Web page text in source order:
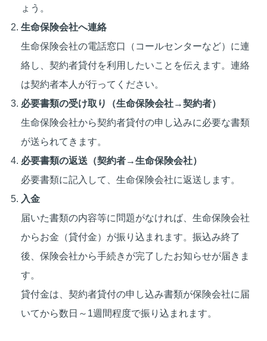
ょう。
生命保険会社へ連絡
生命保険会社の電話窓口（コールセンターなど）に連
絡し、契約者貸付を利用したいことを伝えます。連絡
は契約者本人が行ってください。
必要書類の受け取り（生命保険会社→契約者）
生命保険会社から契約者貸付の申し込みに必要な書類
が送られてきます。
必要書類の返送（契約者→生命保険会社）
必要書類に記入して、生命保険会社に返送します。
入金
届いた書類の内容等に問題がなければ、生命保険会社
からお金（貸付金）が振り込まれます。振込み終了
後、保険会社から手続きが完了したお知らせが届きま
す。
貸付金は、契約者貸付の申し込み書類が保険会社に届
いてから数日～1週間程度で振り込まれます。